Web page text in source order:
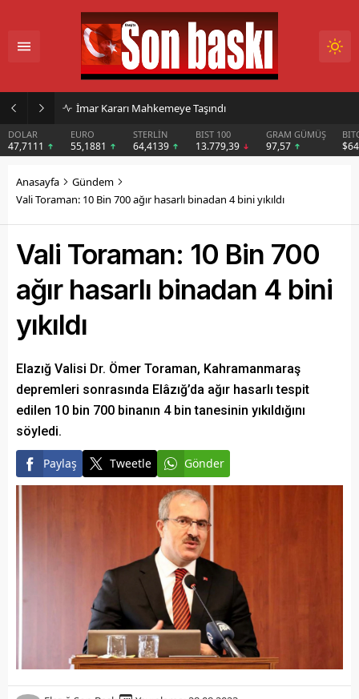
İmar Kararı Mahkemeye Taşındı
DOLAR
47,7111
EURO
55,1881
STERLİN
64,4139
BIST 100
13.779,39
GRAM GÜMÜŞ
97,57
Anasayfa
Gündem
Vali Toraman: 10 Bin 700 ağır hasarlı binadan 4 bini yıkıldı
Vali Toraman: 10 Bin 700
ağır hasarlı binadan 4 bini
yıkıldı
Elazığ Valisi Dr. Ömer Toraman, Kahramanmaraş
depremleri sonrasında Elâzığ’da ağır hasarlı tespit
edilen 10 bin 700 binanın 4 bin tanesinin yıkıldığını
söyledi.
Paylaş Tweetle Gönder